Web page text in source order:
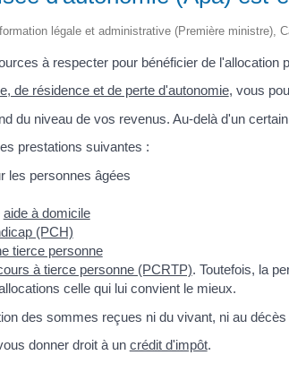
légale et administrative (Première ministre),
à respecter pour bénéficier de l'allocation
de résidence et de perte d'autonomie, vous
du niveau de vos revenus. Au-delà d'un
prestations suivantes :
les personnes âgées
aide à domicile
(PCH)
tierce personne
à tierce personne (PCRTP). Toutefois, la
celle qui lui convient le mieux.
des sommes reçues ni du vivant, ni au décès
donner droit à un crédit d'impôt.